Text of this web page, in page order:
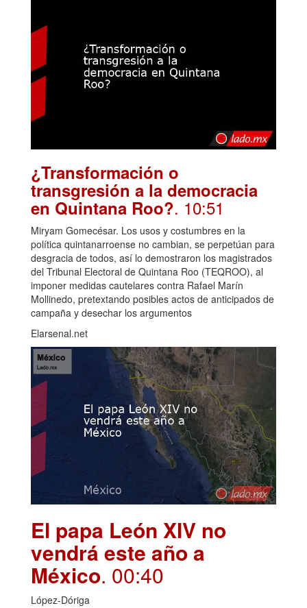
¿Transformación o
transgresión a la democracia
en Quintana Roo?. 10:51
Miryam Gomecésar. Los usos y costumbres en la
política quintanarroense no cambian, se perpetúan para
desgracia de todos, así lo demostraron los magistrados
del Tribunal Electoral de Quintana Roo (TEQROO), al
imponer medidas cautelares contra Rafael Marín
Mollinedo, pretextando posibles actos de anticipados de
campaña y desechar los argumentos
Elarsenal.net
El papa León XIV no
vendrá este año a
México. 00:40
López-Dóriga